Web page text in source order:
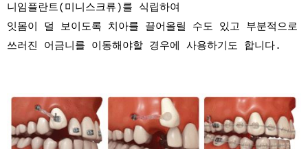
니임플란트(미니스크류)를 식립하여
잇몸이 덜 보이도록 치아를 끌어올릴 수도 있고 부분적으로
쓰러진 어금니를 이동해야할 경우에 사용하기도 합니다.